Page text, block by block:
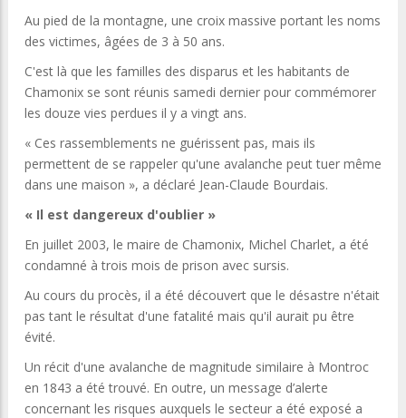
Au pied de la montagne, une croix massive portant les noms
des victimes, âgées de 3 à 50 ans.
C'est là que les familles des disparus et les habitants de
Chamonix se sont réunis samedi dernier pour commémorer
les douze vies perdues il y a vingt ans.
« Ces rassemblements ne guérissent pas, mais ils
permettent de se rappeler qu'une avalanche peut tuer même
dans une maison », a déclaré Jean-Claude Bourdais.
« Il est dangereux d'oublier »
En juillet 2003, le maire de Chamonix, Michel Charlet, a été
condamné à trois mois de prison avec sursis.
Au cours du procès, il a été découvert que le désastre n'était
pas tant le résultat d'une fatalité mais qu'il aurait pu être
évité.
Un récit d'une avalanche de magnitude similaire à Montroc
en 1843 a été trouvé. En outre, un message d’alerte
concernant les risques auxquels le secteur a été exposé a